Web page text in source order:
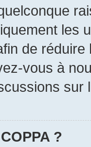
les
de
vous à
sur
?